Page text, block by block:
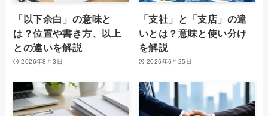
「以下余白」の意味と
は？位置や書き方、以上
との違いを解説
2026年8月3日
「支社」と「支店」の違
いとは？意味と使い分け
を解説
2026年6月25日